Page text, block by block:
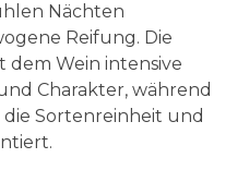
Nächten
Reifung. Die
dem Wein intensive
Charakter, während
Sortenreinheit und